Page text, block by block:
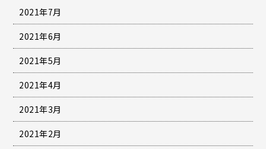
2021年7月
2021年6月
2021年5月
2021年4月
2021年3月
2021年2月